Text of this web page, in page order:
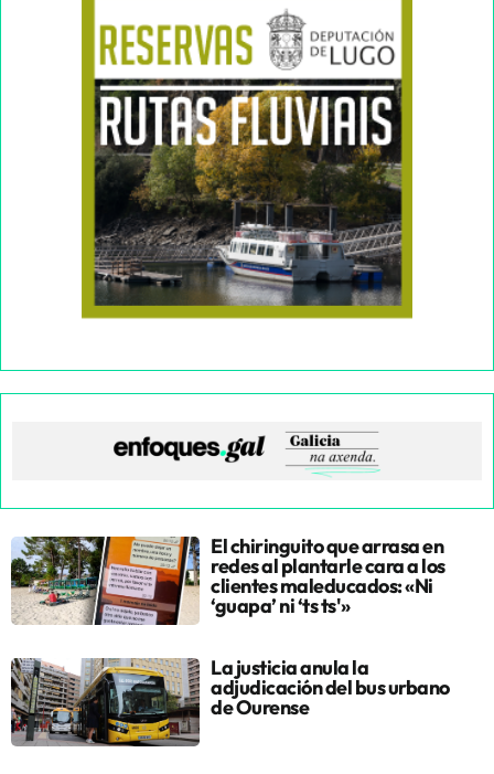
El chiringuito que arrasa en
redes al plantarle cara a los
clientes maleducados: «Ni
‘guapa’ ni ‘ts ts'»
La justicia anula la
adjudicación del bus urbano
de Ourense